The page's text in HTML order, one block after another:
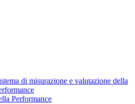
di misurazione e valutazione della
Performance